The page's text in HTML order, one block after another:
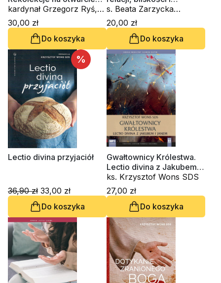
Domu Słowa (CD-
audiobook)
kardynał Grzegorz Ryś,
ks. Krzysztof Wons SDS
30,00 zł
Do koszyka
tożsamości. Zeszyt
Formacji Duchowej nr 95
s. Beata Zarzycka
ZSAPU, ks. Krzysztof
Wons SDS
20,00 zł
Do koszyka
%
Lectio divina przyjaciół
36,90 zł 33,00 zł
Do koszyka
Gwałtownicy Królestwa.
Lectio divina z Jakubem i
Janem (CD-audiobook)
ks. Krzysztof Wons SDS
27,00 zł
Do koszyka